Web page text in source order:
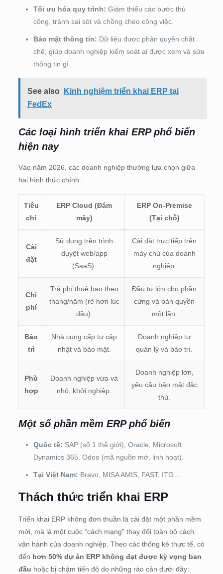
Tối ưu hóa quy trình: Giảm thiểu các bước thủ
công, tránh sai sót và chồng chéo công việc.
Bảo mật thông tin: Dữ liệu được phân quyền chặt
chẽ, giúp doanh nghiệp kiểm soát ai được xem và sửa
thông tin gì.
See also
Kinh nghiệm triển khai ERP tại
FedEx
Các loại hình triển khai ERP phổ biến
hiện nay
Vào năm 2026, các doanh nghiệp thường lựa chọn giữa
hai hình thức chính:
Tiêu
chí
ERP Cloud (Đám
mây)
ERP On-Premise
(Tại chỗ)
Cài
đặt
Sử dụng trên trình
duyệt web/app
(SaaS).
Cài đặt trực tiếp trên
máy chủ của doanh
nghiệp.
Chi
phí
Trả phí thuê bao theo
tháng/năm (rẻ hơn lúc
đầu).
Đầu tư lớn cho phần
cứng và bản quyền
một lần.
Bảo
trì
Nhà cung cấp tự cập
nhật và bảo mật.
Doanh nghiệp tự
quản lý và bảo trì.
Phù
hợp
Doanh nghiệp vừa và
nhỏ, khởi nghiệp.
Doanh nghiệp lớn,
yêu cầu bảo mật đặc
thù.
Một số phần mềm ERP phổ biến
Quốc tế: SAP (số 1 thế giới), Oracle, Microsoft
Dynamics 365, Odoo (mã nguồn mở, linh hoạt).
Tại Việt Nam: Bravo, MISA AMIS, FAST, ITG…
Thách thức triển khai ERP
Triển khai ERP không đơn thuần là cài đặt một phần mềm
mới, mà là một cuộc “cách mạng” thay đổi toàn bộ cách
vận hành của doanh nghiệp. Theo các thống kê thực tế, có
đến hơn 50% dự án ERP không đạt được kỳ vọng ban
đầu hoặc bị chậm tiến độ do những rào cản dưới đây: